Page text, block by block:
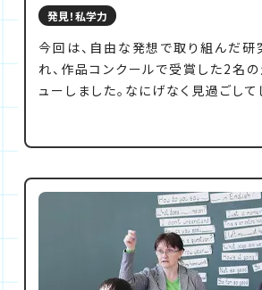
発見！私学力
今回は、自由な発想で取り組んだ研
れ、作品コンクールで受賞した2名
ューしました。なにげなく見過ごし
ノのなかに気づいた「なぜ?」に一
点や行動力は、「魂を育てる、知性
う」という小林聖心女子学院の教育
って培われています。